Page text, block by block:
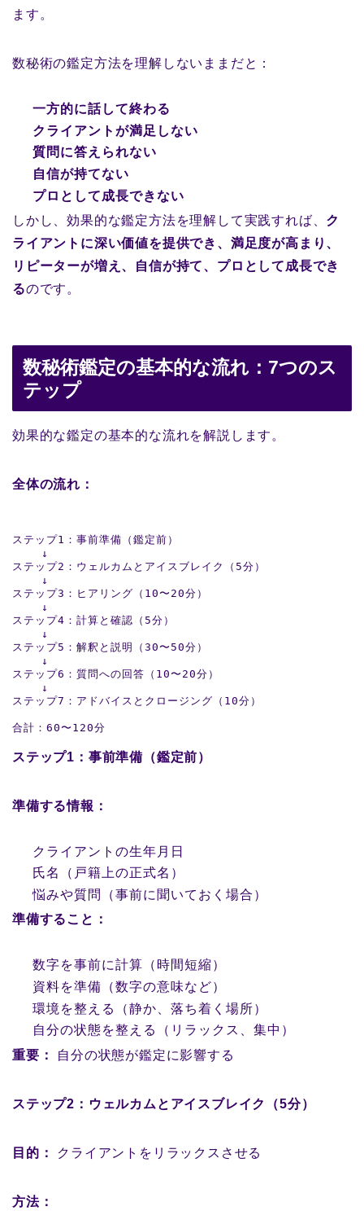
ます。
数秘術の鑑定方法を理解しないままだと：
一方的に話して終わる
クライアントが満足しない
質問に答えられない
自信が持てない
プロとして成長できない
しかし、効果的な鑑定方法を理解して実践すれば、 ク
ライアントに深い価値を提供でき、満足度が高まり、
リピーターが増え、自信が持て、プロとして成長でき
るのです。
数秘術鑑定の基本的な流れ：7つのス
テップ
効果的な鑑定の基本的な流れを解説します。
全体の流れ：
ステップ1：事前準備（鑑定前）
    ↓
ステップ2：ウェルカムとアイスブレイク（5分）
    ↓
ステップ3：ヒアリング（10〜20分）
    ↓
ステップ4：計算と確認（5分）
    ↓
ステップ5：解釈と説明（30〜50分）
    ↓
ステップ6：質問への回答（10〜20分）
    ↓
ステップ7：アドバイスとクロージング（10分）
合計：60〜120分
ステップ1：事前準備（鑑定前）
準備する情報：
クライアントの生年月日
氏名（戸籍上の正式名）
悩みや質問（事前に聞いておく場合）
準備すること：
数字を事前に計算（時間短縮）
資料を準備（数字の意味など）
環境を整える（静か、落ち着く場所）
自分の状態を整える（リラックス、集中）
重要：
自分の状態が鑑定に影響する
ステップ2：ウェルカムとアイスブレイク（5分）
目的： クライアントをリラックスさせる
方法：